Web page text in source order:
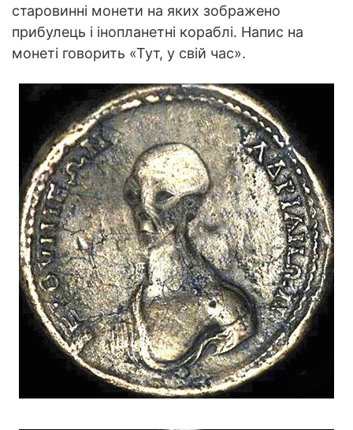
старовинні монети на яких зображено
прибулець і інопланетні кораблі. Напис на
монеті говорить «Тут, у свій час».